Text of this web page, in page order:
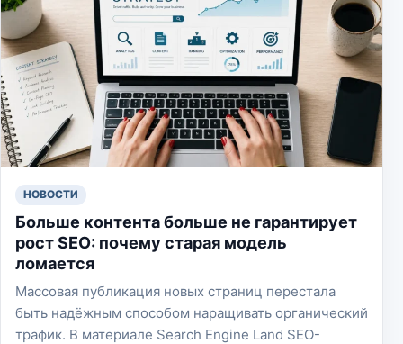
НОВОСТИ
Больше контента больше не гарантирует
рост SEO: почему старая модель
ломается
Массовая публикация новых страниц перестала
быть надёжным способом наращивать органический
трафик. В материале Search Engine Land SEO-